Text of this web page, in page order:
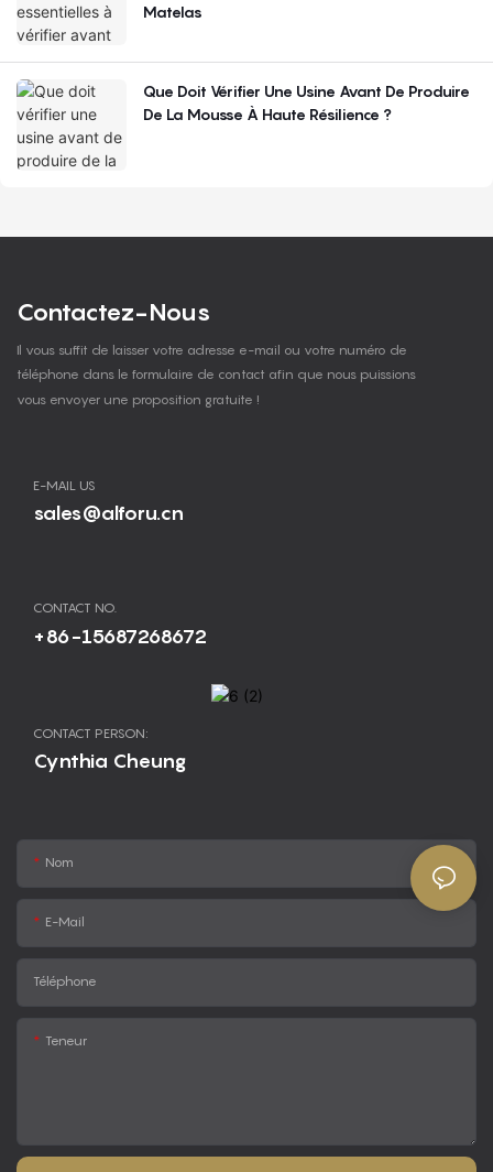
Matelas
Que Doit Vérifier Une Usine Avant De Produire
De La Mousse À Haute Résilience ?
Contactez-Nous
Il vous suffit de laisser votre adresse e-mail ou votre numéro de
téléphone dans le formulaire de contact afin que nous puissions
vous envoyer une proposition gratuite !
E-MAIL US
sales@alforu.cn
CONTACT NO.
+86-15687268672
CONTACT PERSON:
Cynthia Cheung
Nom
E-Mail
Téléphone
Teneur